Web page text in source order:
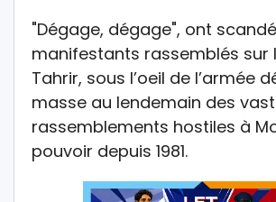
"Dégage, dégage", ont
manifestants rassemblés sur
Tahrir, sous l’oeil de l’armée
masse au lendemain des
rassemblements hostiles à
pouvoir depuis 1981.